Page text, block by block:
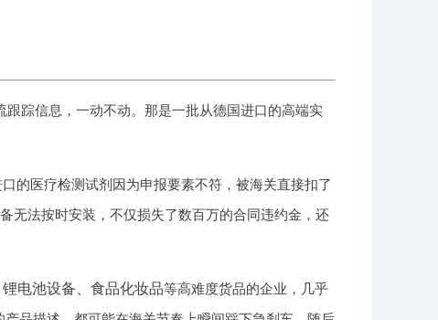
踪信息，一动不动。那是一批从德国进口的高端实
的医疗检测试剂因为申报要素不符，被海关直接扣了
无法按时安装，不仅损失了数百万的合同违约金，还
电池设备、食品化妆品等高难度货品的企业，几乎